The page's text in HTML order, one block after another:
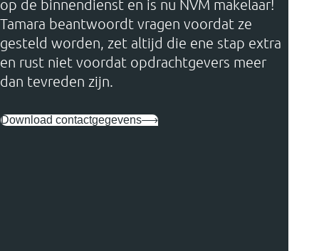
op de binnendienst en is nu NVM makelaar!
Tamara beantwoordt vragen voordat ze
gesteld worden, zet altijd die ene stap extra
en rust niet voordat opdrachtgevers meer
dan tevreden zijn.
Download contactgegevens